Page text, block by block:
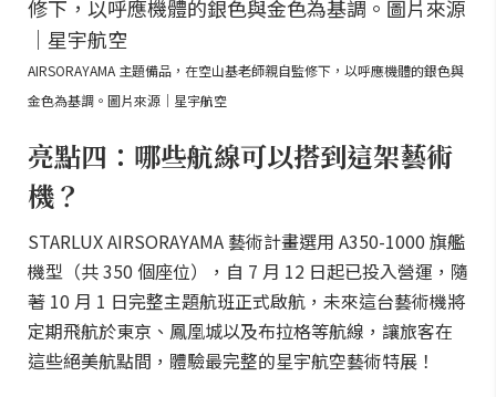
AIRSORAYAMA 主題備品，在空山基老師親自監修下，以呼應機體的銀色與
金色為基調。圖片來源｜星宇航空
亮點四：哪些航線可以搭到這架藝術
機？
STARLUX AIRSORAYAMA 藝術計畫選用 A350-1000 旗艦
機型（共 350 個座位），自 7 月 12 日起已投入營運，隨
著 10 月 1 日完整主題航班正式啟航，未來這台藝術機將
定期飛航於東京、鳳凰城以及布拉格等航線，讓旅客在
這些絕美航點間，體驗最完整的星宇航空藝術特展！